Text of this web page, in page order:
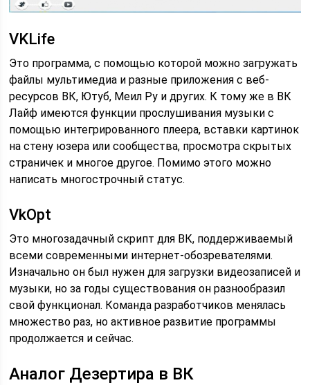
VKLife
Это программа, с помощью которой можно загружать
файлы мультимедиа и разные приложения с веб-
ресурсов ВК, Ютуб, Меил Ру и других. К тому же в ВК
Лайф имеются функции прослушивания музыки с
помощью интегрированного плеера, вставки картинок
на стену юзера или сообщества, просмотра скрытых
страничек и многое другое. Помимо этого можно
написать многострочный статус.
VkOpt
Это многозадачный скрипт для ВК, поддерживаемый
всеми современными интернет-обозревателями.
Изначально он был нужен для загрузки видеозаписей и
музыки, но за годы существования он разнообразил
свой функционал. Команда разработчиков менялась
множество раз, но активное развитие программы
продолжается и сейчас.
Аналог Дезертира в ВК